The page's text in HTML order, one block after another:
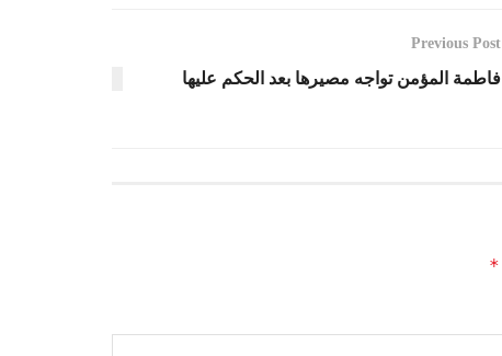
Previous Post
فاطمة المؤمن تواجه مصيرها بعد الحكم عليها
*